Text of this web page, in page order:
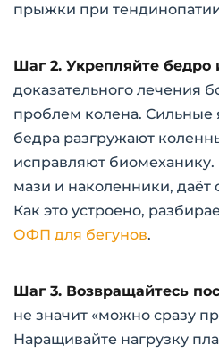
прыжки при
Шаг 2. Укрепляйте бедро
доказательного лечения
проблем колена.
бедра разгружают
исправляют
мази и наколенники, даёт
Как это устроено,
ОФП для бегунов.
Шаг 3. Возвращайтесь
не значит «можно сразу
Наращивайте нагрузку